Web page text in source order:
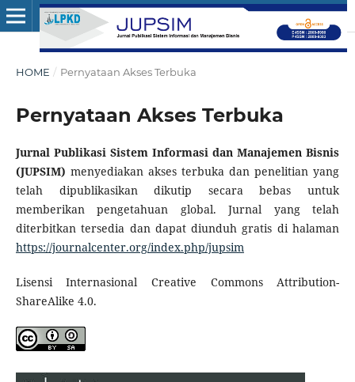
HOME / Pernyataan Akses Terbuka
Pernyataan Akses Terbuka
Jurnal Publikasi Sistem Informasi dan Manajemen Bisnis
(JUPSIM) menyediakan akses terbuka dan penelitian yang
telah dipublikasikan dikutip secara bebas untuk
memberikan pengetahuan global. Jurnal yang telah
diterbitkan tersedia dan dapat diunduh gratis di halaman
https://journalcenter.org/index.php/jupsim
Lisensi Internasional Creative Commons Attribution-
ShareAlike 4.0.